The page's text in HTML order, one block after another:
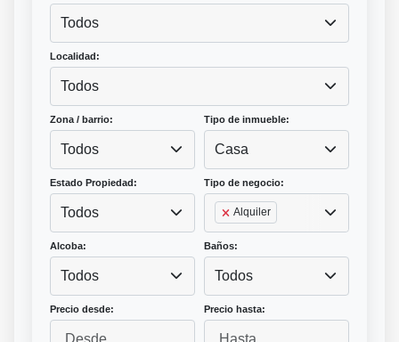
Todos
Localidad:
Todos
Zona / barrio:
Todos
Tipo de inmueble:
Casa
Estado Propiedad:
Todos
Tipo de negocio:
Alquiler
Alcoba:
Todos
Baños:
Todos
Precio desde: Precio hasta: